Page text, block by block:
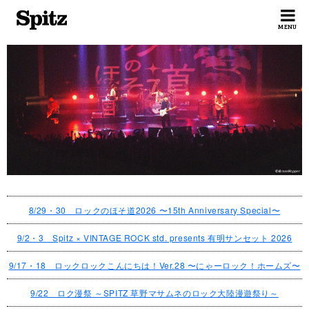
MENU
8/29・30 ロックのほそ道2026 〜15th Anniversary Special〜
9/2・3 Spitz × VINTAGE ROCK std. presents 有明サンセット 2026
9/17・18 ロックロックこんにちは！Ver.28 〜にゃーロック！ホームズ〜
9/22 ロク漫祭 ～SPITZ 草野マサムネのロック大陸漫遊祭り～